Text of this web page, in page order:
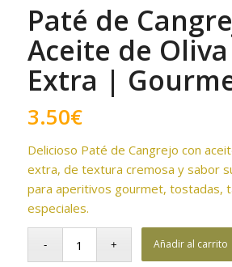
Paté de
Aceite de
Extra |
3.50€
Delicioso Paté de Cangrejo con
extra, de textura cremosa y sabor
para aperitivos gourmet, tostadas,
especiales.
Añadir al carrito